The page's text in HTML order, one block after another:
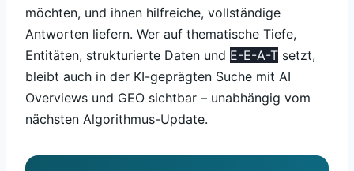
möchten, und ihnen hilfreiche, vollständige
Antworten liefern. Wer auf thematische Tiefe,
Entitäten, strukturierte Daten und E-E-A-T setzt,
bleibt auch in der KI-geprägten Suche mit AI
Overviews und GEO sichtbar – unabhängig vom
nächsten Algorithmus-Update.